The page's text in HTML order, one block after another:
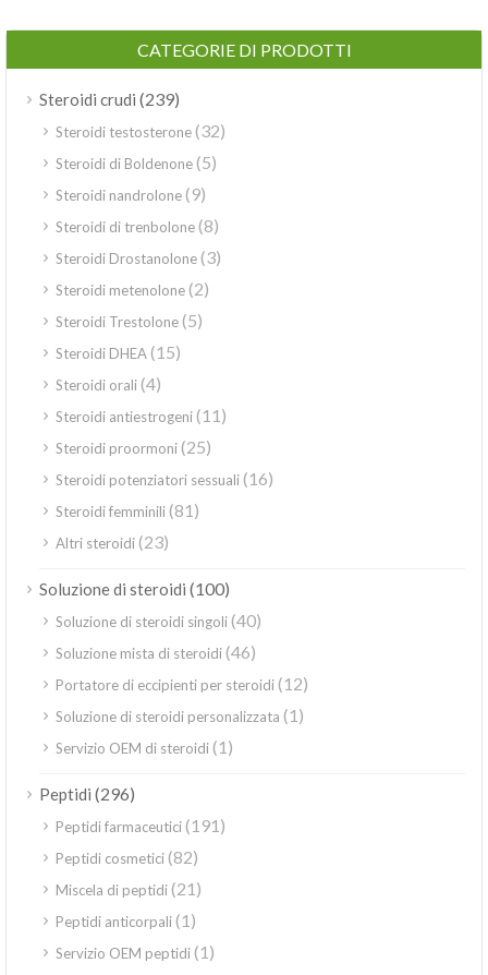
CATEGORIE DI PRODOTTI
Steroidi crudi (239)
Steroidi testosterone(32)
Steroidi di Boldenone(5)
Steroidi nandrolone(9)
Steroidi di trenbolone(8)
Steroidi Drostanolone(3)
Steroidi metenolone(2)
Steroidi Trestolone(5)
Steroidi DHEA(15)
Steroidi orali(4)
Steroidi antiestrogeni(11)
Steroidi proormoni(25)
Steroidi potenziatori sessuali(16)
Steroidi femminili(81)
Altri steroidi(23)
Soluzione di steroidi (100)
Soluzione di steroidi singoli(40)
Soluzione mista di steroidi(46)
Portatore di eccipienti per steroidi(12)
Soluzione di steroidi personalizzata (1)
Servizio OEM di steroidi(1)
Peptidi (296)
Peptidi farmaceutici(191)
Peptidi cosmetici(82)
Miscela di peptidi(21)
Peptidi anticorpali(1)
Servizio OEM peptidi(1)